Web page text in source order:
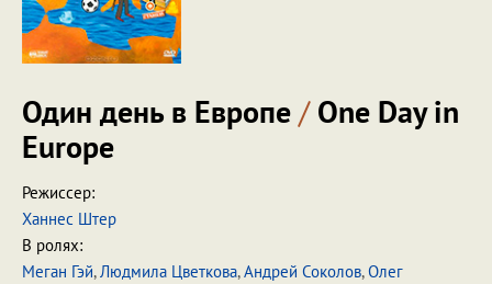
Один день в Европе/One Day in
Europe
Режиссер:
Ханнес Штер
В ролях:
Меган Гэй,Людмила Цветкова,Андрей Соколов,Олег